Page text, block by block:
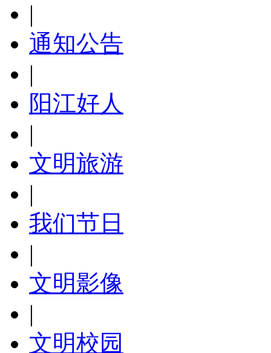
|
通知公告
|
阳江好人
|
文明旅游
|
我们节日
|
文明影像
|
文明校园